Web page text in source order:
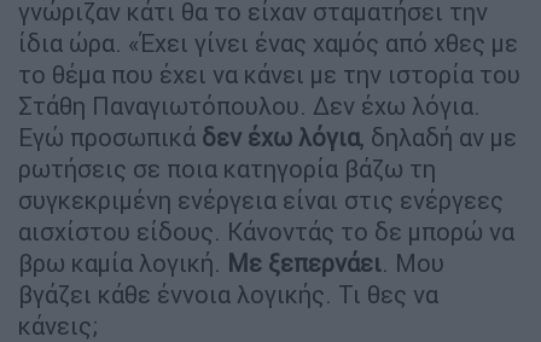
γνώριζαν κάτι θα το είχαν σταματήσει την
ίδια ώρα. «Έχει γίνει ένας χαμός από χθες με
το θέμα που έχει να κάνει με την ιστορία του
Στάθη Παναγιωτόπουλου. Δεν έχω λόγια.
Εγώ προσωπικά δεν έχω λόγια, δηλαδή αν με
ρωτήσεις σε ποια κατηγορία βάζω τη
συγκεκριμένη ενέργεια είναι στις ενέργεες
αισχίστου είδους. Κάνοντάς το δε μπορώ να
βρω καμία λογική. Με ξεπερνάει. Μου
βγάζει κάθε έννοια λογικής. Τι θες να
κάνεις;